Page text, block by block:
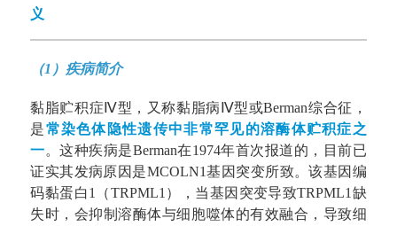
义
（1）疾病简介
黏脂贮积症Ⅳ型，又称黏脂病Ⅳ型或Berman综合征，
是常染色体隐性遗传中非常罕见的溶酶体贮积症之
一。这种疾病是Berman在1974年首次报道的，目前已
证实其发病原因是MCOLN1基因突变所致。该基因编
码黏蛋白1（TRPML1），当基因突变导致TRPML1缺
失时，会抑制溶酶体与细胞噬体的有效融合，导致细